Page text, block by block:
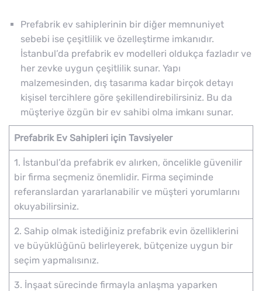
Prefabrik ev sahiplerinin bir diğer memnuniyet
sebebi ise çeşitlilik ve özelleştirme imkanıdır.
İstanbul’da prefabrik ev modelleri oldukça fazladır ve
her zevke uygun çeşitlilik sunar. Yapı
malzemesinden, dış tasarıma kadar birçok detayı
kişisel tercihlere göre şekillendirebilirsiniz. Bu da
müşteriye özgün bir ev sahibi olma imkanı sunar.
Prefabrik Ev Sahipleri için Tavsiyeler
1. İstanbul’da prefabrik ev alırken, öncelikle güvenilir
bir firma seçmeniz önemlidir. Firma seçiminde
referanslardan yararlanabilir ve müşteri yorumlarını
okuyabilirsiniz.
2. Sahip olmak istediğiniz prefabrik evin özelliklerini
ve büyüklüğünü belirleyerek, bütçenize uygun bir
seçim yapmalısınız.
3. İnşaat sürecinde firmayla anlaşma yaparken